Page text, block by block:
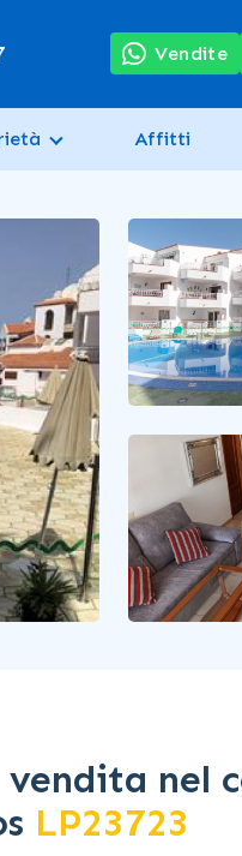
Vendite
Affitti
nel
LP23723